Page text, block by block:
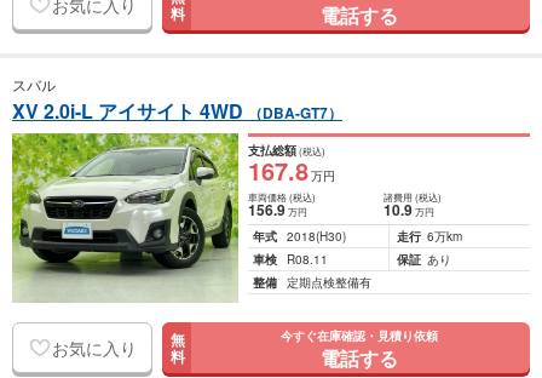
お気に入り 料 電話する
スバル
XV 2.0i-L アイサイト 4WD （DBA-GT7）
支払総額(税込)
167.8万円
車両価格(税込)
156.9万円
諸費用 (税込)
10.9 万円
年式 2018(H30) 走行 6万km
車検
R08.11 保証 あり
整備 定期点検整備有
お気に入り 無
料
今すぐ在庫確認・見積り依頼
電話する